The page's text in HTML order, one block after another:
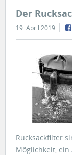
Der
19. April 2019
Rucksackfilter
Möglichkeit,